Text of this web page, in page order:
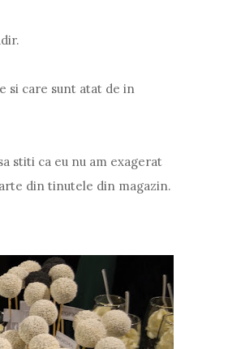
si care sunt atat de in
stiti ca eu nu am exagerat
din tinutele din magazin.